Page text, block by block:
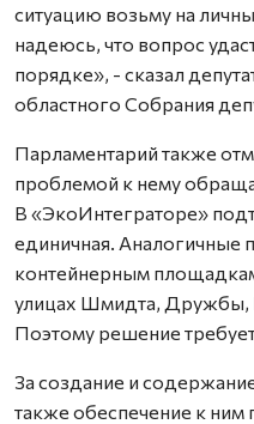
ситуацию возьму на
надеюсь, что вопрос
порядке», - сказал
областного Собрания
Парламентарий также
проблемой к нему
В «ЭкоИнтеграторе»
единичная.
контейнерным
улицах Шмидта, Дружбы,
Поэтому решение
За создание и
также обеспечение к ним